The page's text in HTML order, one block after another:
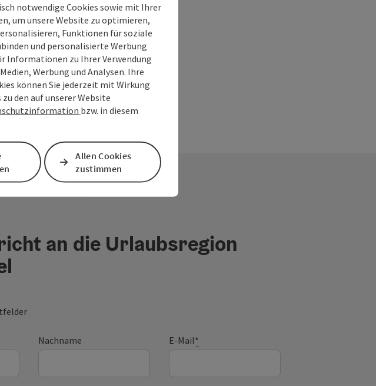
In der Nähe
an die Urlaubsregion
Nachname E-Mail*
notwendige Cookies sowie mit Ihrer
um unsere Website zu optimieren,
Funktionen für soziale
und personalisierte Werbung
Informationen zu Ihrer Verwendung
Werbung und Analysen. Ihre
können Sie jederzeit mit Wirkung
den auf unserer Website
bzw. in diesem
Allen Cookies
zustimmen